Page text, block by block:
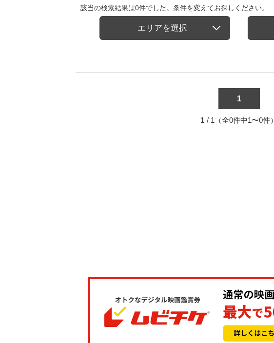
該当の検索結果は0件でした。条件を変えてお探しください。
エリアを選択
1
1 / 1（全0件中1〜0件）